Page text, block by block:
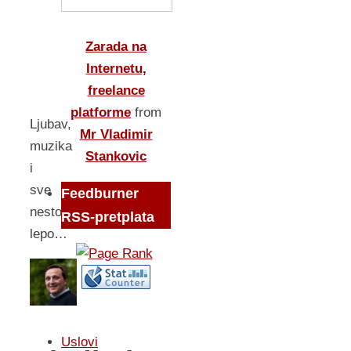
Ljubav,
muzika
i
sve
nesto
lepo…
Zarada na
Internetu,
freelance
platforme from
Mr Vladimir
Stankovic
Feedburner
RSS-pretplata
Uslovi